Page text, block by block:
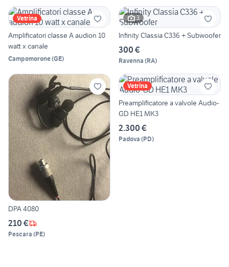
Vetrina
Amplificatori classe A audion 10
watt x canale
Campomorone(GE)
3
Infinity Classia C336 + Subwoofer
300 €
Ravenna (RA)
DPA 4080
210 €
Pescara (PE)
Vetrina
Preamplificatore a valvole Audio-
GD HE1 MK3
2.300 €
Padova (PD)